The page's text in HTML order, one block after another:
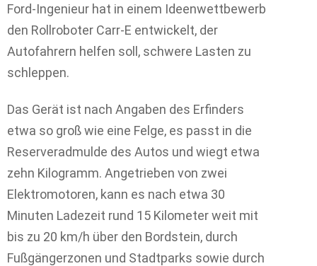
Ford-Ingenieur hat in einem Ideenwettbewerb
den Rollroboter Carr-E entwickelt, der
Autofahrern helfen soll, schwere Lasten zu
schleppen.
Das Gerät ist nach Angaben des Erfinders
etwa so groß wie eine Felge, es passt in die
Reserveradmulde des Autos und wiegt etwa
zehn Kilogramm. Angetrieben von zwei
Elektromotoren, kann es nach etwa 30
Minuten Ladezeit rund 15 Kilometer weit mit
bis zu 20 km/h über den Bordstein, durch
Fußgängerzonen und Stadtparks sowie durch